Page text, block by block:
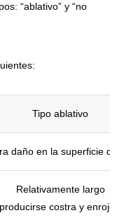
“ablativo” y “no
Tipo ablativo
daño en la superficie de
Relativamente largo
costra y